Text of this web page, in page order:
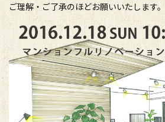
ご理解・ご了承のほどお願いいたします。